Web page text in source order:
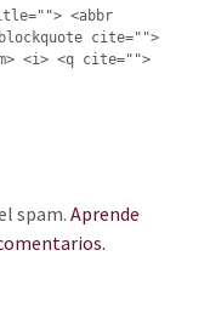
<abbr
cite="">
<i> <q cite="">
spam. Aprende